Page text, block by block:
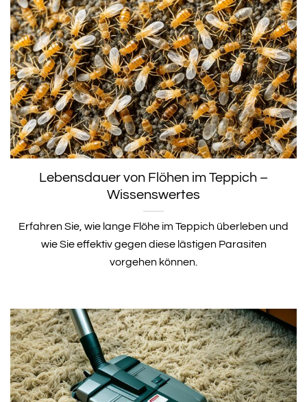
Lebensdauer von Flöhen im Teppich –
Wissenswertes
Erfahren Sie, wie lange Flöhe im Teppich überleben und
wie Sie effektiv gegen diese lästigen Parasiten
vorgehen können.